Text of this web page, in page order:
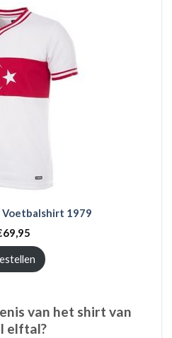
1979
69,95
van het shirt van
elftal?